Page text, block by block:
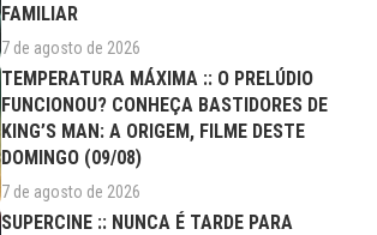
FAMILIAR
7 de agosto de 2026
TEMPERATURA MÁXIMA :: O PRELÚDIO
FUNCIONOU? CONHEÇA BASTIDORES DE
KING’S MAN: A ORIGEM, FILME DESTE
DOMINGO (09/08)
7 de agosto de 2026
SUPERCINE :: NUNCA É TARDE PARA